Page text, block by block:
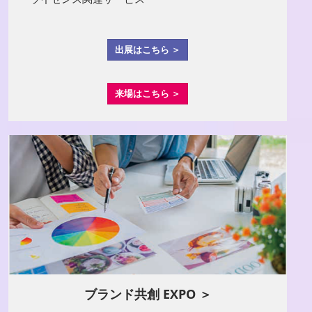
出展はこちら ＞
来場はこちら ＞
ブランド共創 EXPO ＞